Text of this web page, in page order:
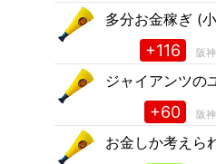
多分お金稼ぎ (
+116 阪神
ジャイアンツの
+60 阪神
お金しか考えら